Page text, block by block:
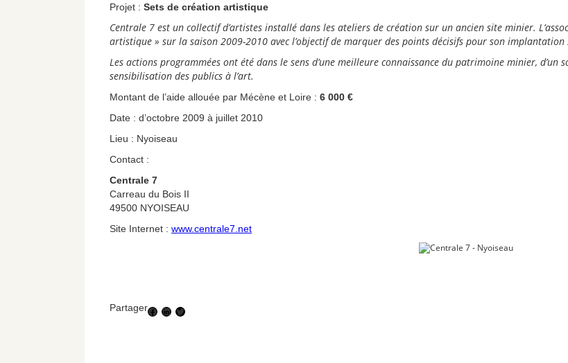
Projet : Sets de création artistique
Centrale 7 est un collectif d’artistes installé dans les ateliers de création sur un ancien site minier.
artistique » sur la saison 2009-2010 avec l’objectif de marquer des points décisifs pour son
Les actions programmées ont été dans le sens d’une meilleure connaissance du patrimoine minier,
sensibilisation des publics à l’art.
Montant de l’aide allouée par Mécène et Loire : 6 000 €
Date : d’octobre 2009 à juillet 2010
Lieu : Nyoiseau
Contact :
Centrale 7
Carreau du Bois II
49500 NYOISEAU
Site Internet : www.centrale7.net
PartagerFacebook
LinkedIn
Twitter